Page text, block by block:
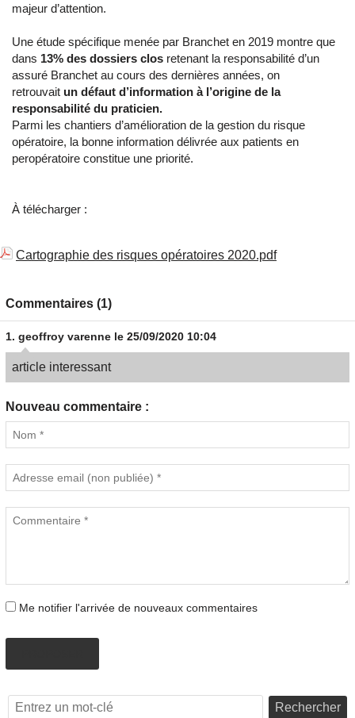
majeur d’attention.
Une étude spécifique menée par Branchet en 2019 montre que
dans 13% des dossiers clos retenant la responsabilité d’un
assuré Branchet au cours des dernières années, on
retrouvait un défaut d’information à l’origine de la
responsabilité du praticien.
Parmi les chantiers d’amélioration de la gestion du risque
opératoire, la bonne information délivrée aux patients en
peropératoire constitue une priorité.
À télécharger :
Cartographie des risques opératoires 2020.pdf
Commentaires (1)
1. geoffroy varenne le 25/09/2020 10:04
article interessant
Nouveau commentaire :
Me notifier l'arrivée de nouveaux commentaires
Rechercher